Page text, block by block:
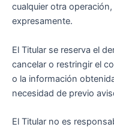
cualquier otra
expresamente.
El Titular se reserva el
cancelar o restringir el
o la información
necesidad de previo
El Titular no es